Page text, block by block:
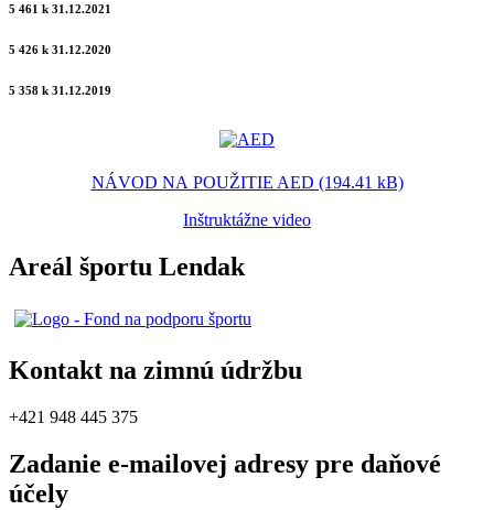
5 461 k 31.12.2021
5 426 k 31.12.2020
5 358 k 31.12.2019
NÁVOD NA POUŽITIE AED (194.41 kB)
Inštruktážne video
Areál športu Lendak
Kontakt na zimnú údržbu
+421 948 445 375
Zadanie e-mailovej adresy pre daňové
účely